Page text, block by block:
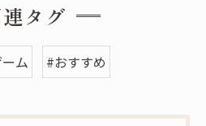
タグ
ム #おすすめ